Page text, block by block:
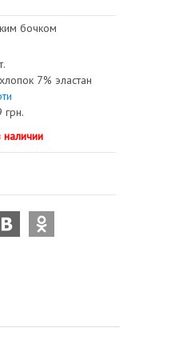
бочком
7% эластан
грн.
наличии